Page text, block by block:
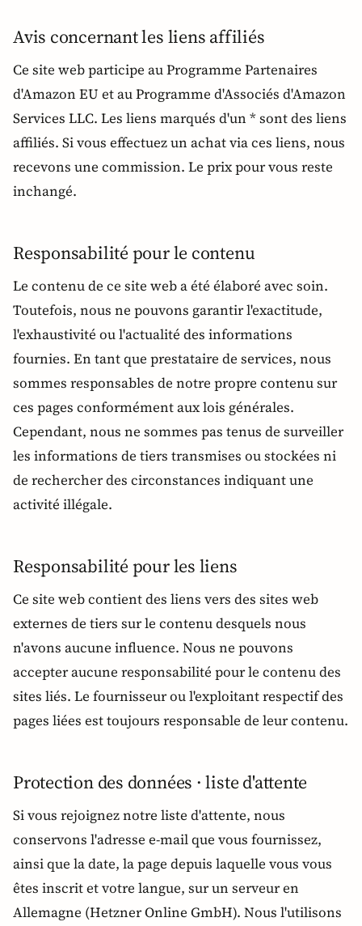
Avis concernant les liens affiliés
Ce site web participe au Programme Partenaires
d'Amazon EU et au Programme d'Associés d'Amazon
Services LLC. Les liens marqués d'un * sont des liens
affiliés. Si vous effectuez un achat via ces liens, nous
recevons une commission. Le prix pour vous reste
inchangé.
Responsabilité pour le contenu
Le contenu de ce site web a été élaboré avec soin.
Toutefois, nous ne pouvons garantir l'exactitude,
l'exhaustivité ou l'actualité des informations
fournies. En tant que prestataire de services, nous
sommes responsables de notre propre contenu sur
ces pages conformément aux lois générales.
Cependant, nous ne sommes pas tenus de surveiller
les informations de tiers transmises ou stockées ni
de rechercher des circonstances indiquant une
activité illégale.
Responsabilité pour les liens
Ce site web contient des liens vers des sites web
externes de tiers sur le contenu desquels nous
n'avons aucune influence. Nous ne pouvons
accepter aucune responsabilité pour le contenu des
sites liés. Le fournisseur ou l'exploitant respectif des
pages liées est toujours responsable de leur contenu.
Protection des données · liste d'attente
Si vous rejoignez notre liste d'attente, nous
conservons l'adresse e-mail que vous fournissez,
ainsi que la date, la page depuis laquelle vous vous
êtes inscrit et votre langue, sur un serveur en
Allemagne (Hetzner Online GmbH). Nous l'utilisons